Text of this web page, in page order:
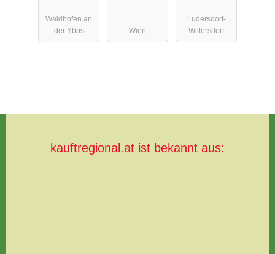
Waidhofen an
der Ybbs
Wien
Ludersdorf-
Wilfersdorf
kauftregional.at ist bekannt aus: